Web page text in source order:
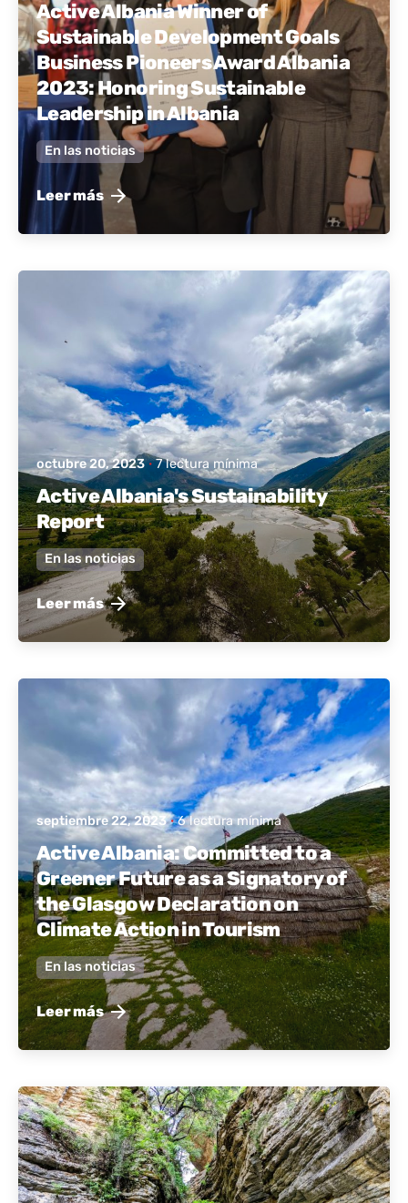
Active Albania Winner of
Sustainable Development Goals
Business Pioneers Award Albania
2023: Honoring Sustainable
Leadership in Albania
En las noticias
Leer más
Albania activa
octubre 20, 2023 7 lectura mínima
Active Albania's Sustainability
Report
En las noticias
Leer más
publicado por
Albania activa
septiembre 22, 2023 6 lectura mínima
Active Albania: Committed to a
Greener Future as a Signatory of
the Glasgow Declaration on
Climate Action in Tourism
En las noticias
Leer más
publicado por
Albania activa